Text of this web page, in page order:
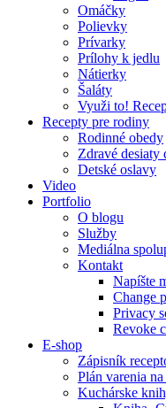
Omáčky
Polievky
Prívarky
Prílohy k jedlu
Nátierky
Šaláty
Využi to!
Recepty pre rodiny
Rodinné obedy
Zdravé desiaty
Detské oslavy
Video
Portfolio
O blogu
Služby
Mediálna
Kontakt
Napíšte
Change
Privacy
Revoke
E-shop
Zápisník
Plán varenia
Kuchárske